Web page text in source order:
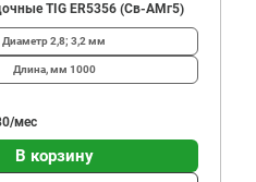
TIG ER5356 (Св-АМг5)
Диаметр2,8; 3,2 мм
Длина, мм 1000
мес
В корзину